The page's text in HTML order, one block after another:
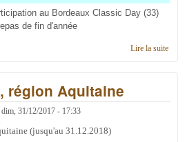
au Bordeaux Classic Day (33)
de fin d'année
Lire la suitede
région Aquitaine
dim, 31/12/2017 - 17:33
(jusqu'au 31.12.2018)